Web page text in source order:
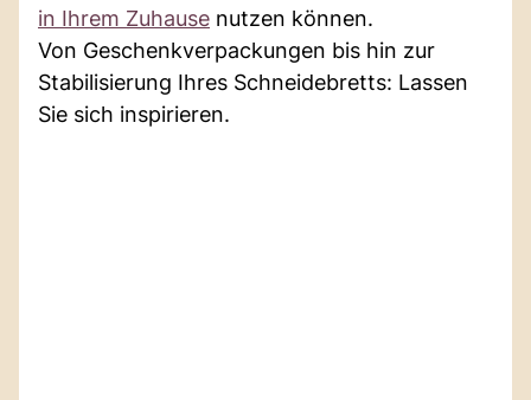
in Ihrem Zuhause nutzen können.
Von Geschenkverpackungen bis hin zur
Stabilisierung Ihres Schneidebretts: Lassen
Sie sich inspirieren.